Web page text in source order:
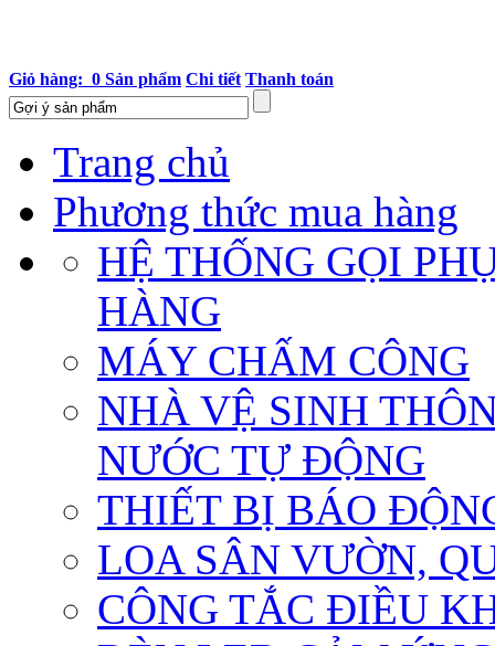
Giỏ hàng: 0 Sản phẩm Chi tiết Thanh toán
Trang chủ
Phương thức mua hàng
HỆ THỐNG GỌI
HÀNG
MÁY CHẤM CÔNG
NHÀ VỆ SINH
NƯỚC TỰ ĐỘNG
THIẾT BỊ BÁO
LOA SÂN VƯỜN,
CÔNG TẮC ĐIỀU